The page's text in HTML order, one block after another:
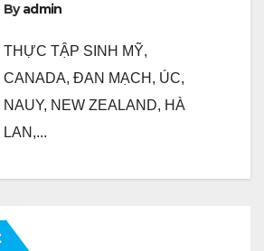
Byadmin
THỰC TẬP SINH MỸ,
CANADA, ĐAN MẠCH, ÚC,
NAUY, NEW ZEALAND, HÀ
LAN,...